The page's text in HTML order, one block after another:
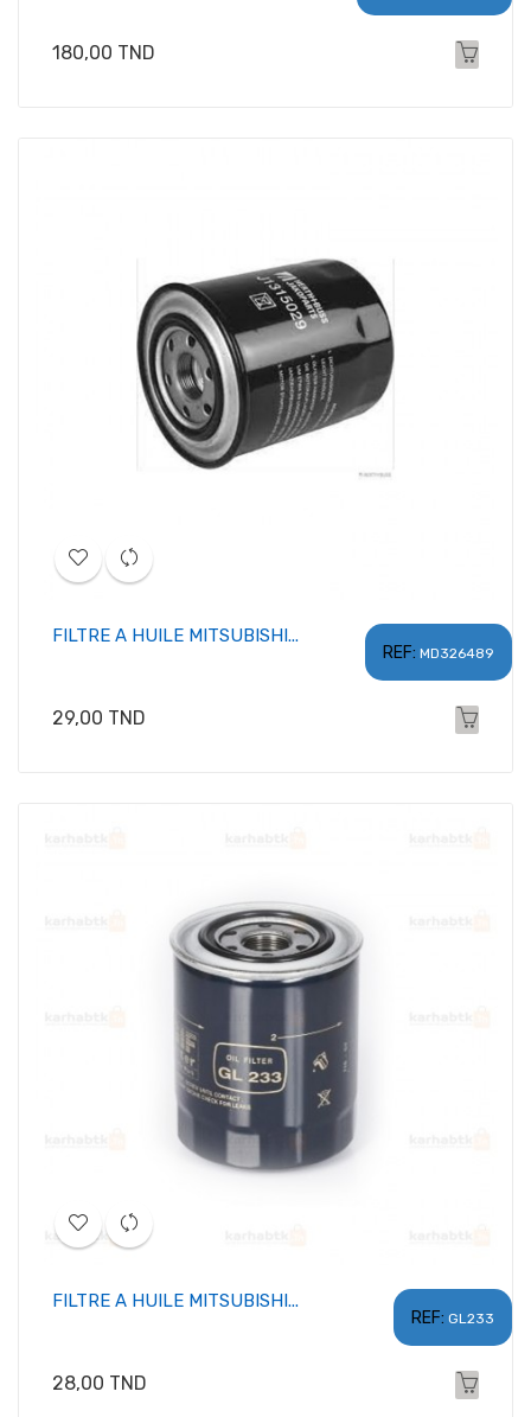
Prix
180,00 TND
REF: MD326489
FILTRE A HUILE MITSUBISHI...
Prix
29,00 TND
REF: GL233
FILTRE A HUILE MITSUBISHI...
Prix
28,00 TND